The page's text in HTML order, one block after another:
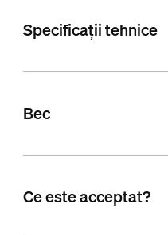
Specificații tehnice
Bec
Ce este acceptat?